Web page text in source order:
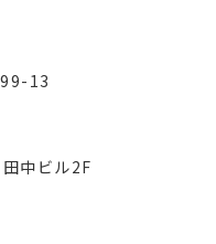
13
中ビル2F